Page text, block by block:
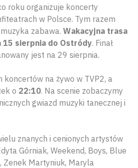
roku organizuje koncerty
w Polsce. Tym razem
zabawa. Wakacyjna trasa
15 sierpnia do Ostródy. Finał
jest na 29 sierpnia.
koncertów na żywo w TVP2, a
o 22:10. Na scenie zobaczymy
gwiazd muzyki tanecznej i
znanych i cenionych artystów
Górniak, Weekend, Boys, Blue
Zenek Martyniuk, Maryla